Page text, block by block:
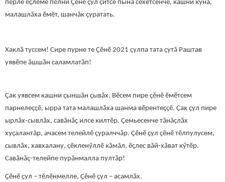
пӗрле ӗҫлеме пӗлни Çӗнӗ ҫул çитсе пынă сехетсенче, кашни куна,
малашлăха ӗмӗт, шанчӑк ҫуратать.
Хаклă туссем! Сире пурне те Ҫӗнӗ 2021 ҫулпа тата ҫутӑ Раштав
уявӗпе ӑшшӑн саламлатӑп!
Ҫак уявсем кашни ҫыншӑн ҫывӑх. Вӗсем пире ҫӗнӗ ӗмӗтсем
парнелеҫҫӗ, ырра тата малашлӑха шанма вӗрентеҫҫӗ. Ҫак ҫул пире
ырлӑх-сывлӑх, савӑнӑҫ илсе килтӗр. Çемьесенче тăнăçлăх
хуçалантăр, ачасем телейлӗ ҫуралччăр. Ҫӗнӗ ҫул ҫӗнӗ тӗлпулусем,
сывлӑх, хавхалану, çӗкленӳллӗ кăмăл, ӗҫлес вăй-хăват кӳтӗр.
Савăнăç-телейпе пурăнмалла пултăр!
Ҫӗнӗ ҫул – тӗлӗнмелле, Ҫӗнӗ ҫул – асамлӑх.